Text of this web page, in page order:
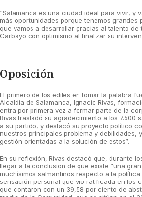
“Salamanca es una ciudad ideal para vivir, y
más oportunidades porque tenemos grandes
que vamos a desarrollar gracias al talento de
Carbayo con optimismo al finalizar su
Oposición
El primero de los ediles en tomar la palabra
Alcaldía de Salamanca, Ignacio Rivas,
entra por primera vez a formar parte de la
Rivas trasladó su agradecimiento a los 7.500
a su partido, y destacó su proyecto político
nuestros principales problema y debilidades,
gestión orientadas a la solución de estos”.
En su reflexión, Rivas destacó que, durante
llegar a la conclusión de que existe “una
muchísimos salmantinos respecto a la política
sensación personal que vio ratificada en los
que contaron con un 39,58 por ciento de